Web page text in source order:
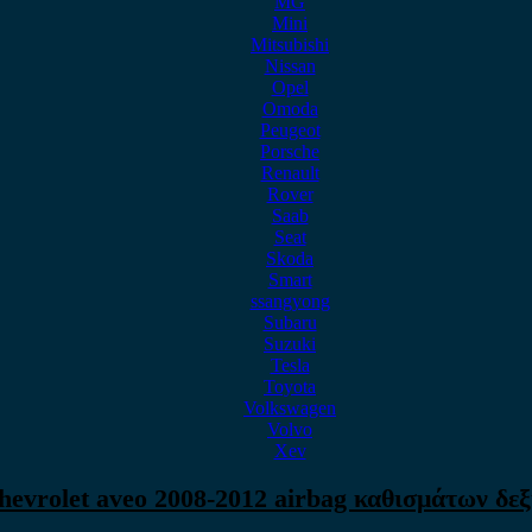
Mini
Mitsubishi
Nissan
Opel
Omoda
Peugeot
Porsche
Renault
Rover
Saab
Seat
Skoda
Smart
ssangyong
Subaru
Suzuki
Tesla
Toyota
Volkswagen
Volvo
Xev
aveo 2008-2012 airbag καθισμάτων